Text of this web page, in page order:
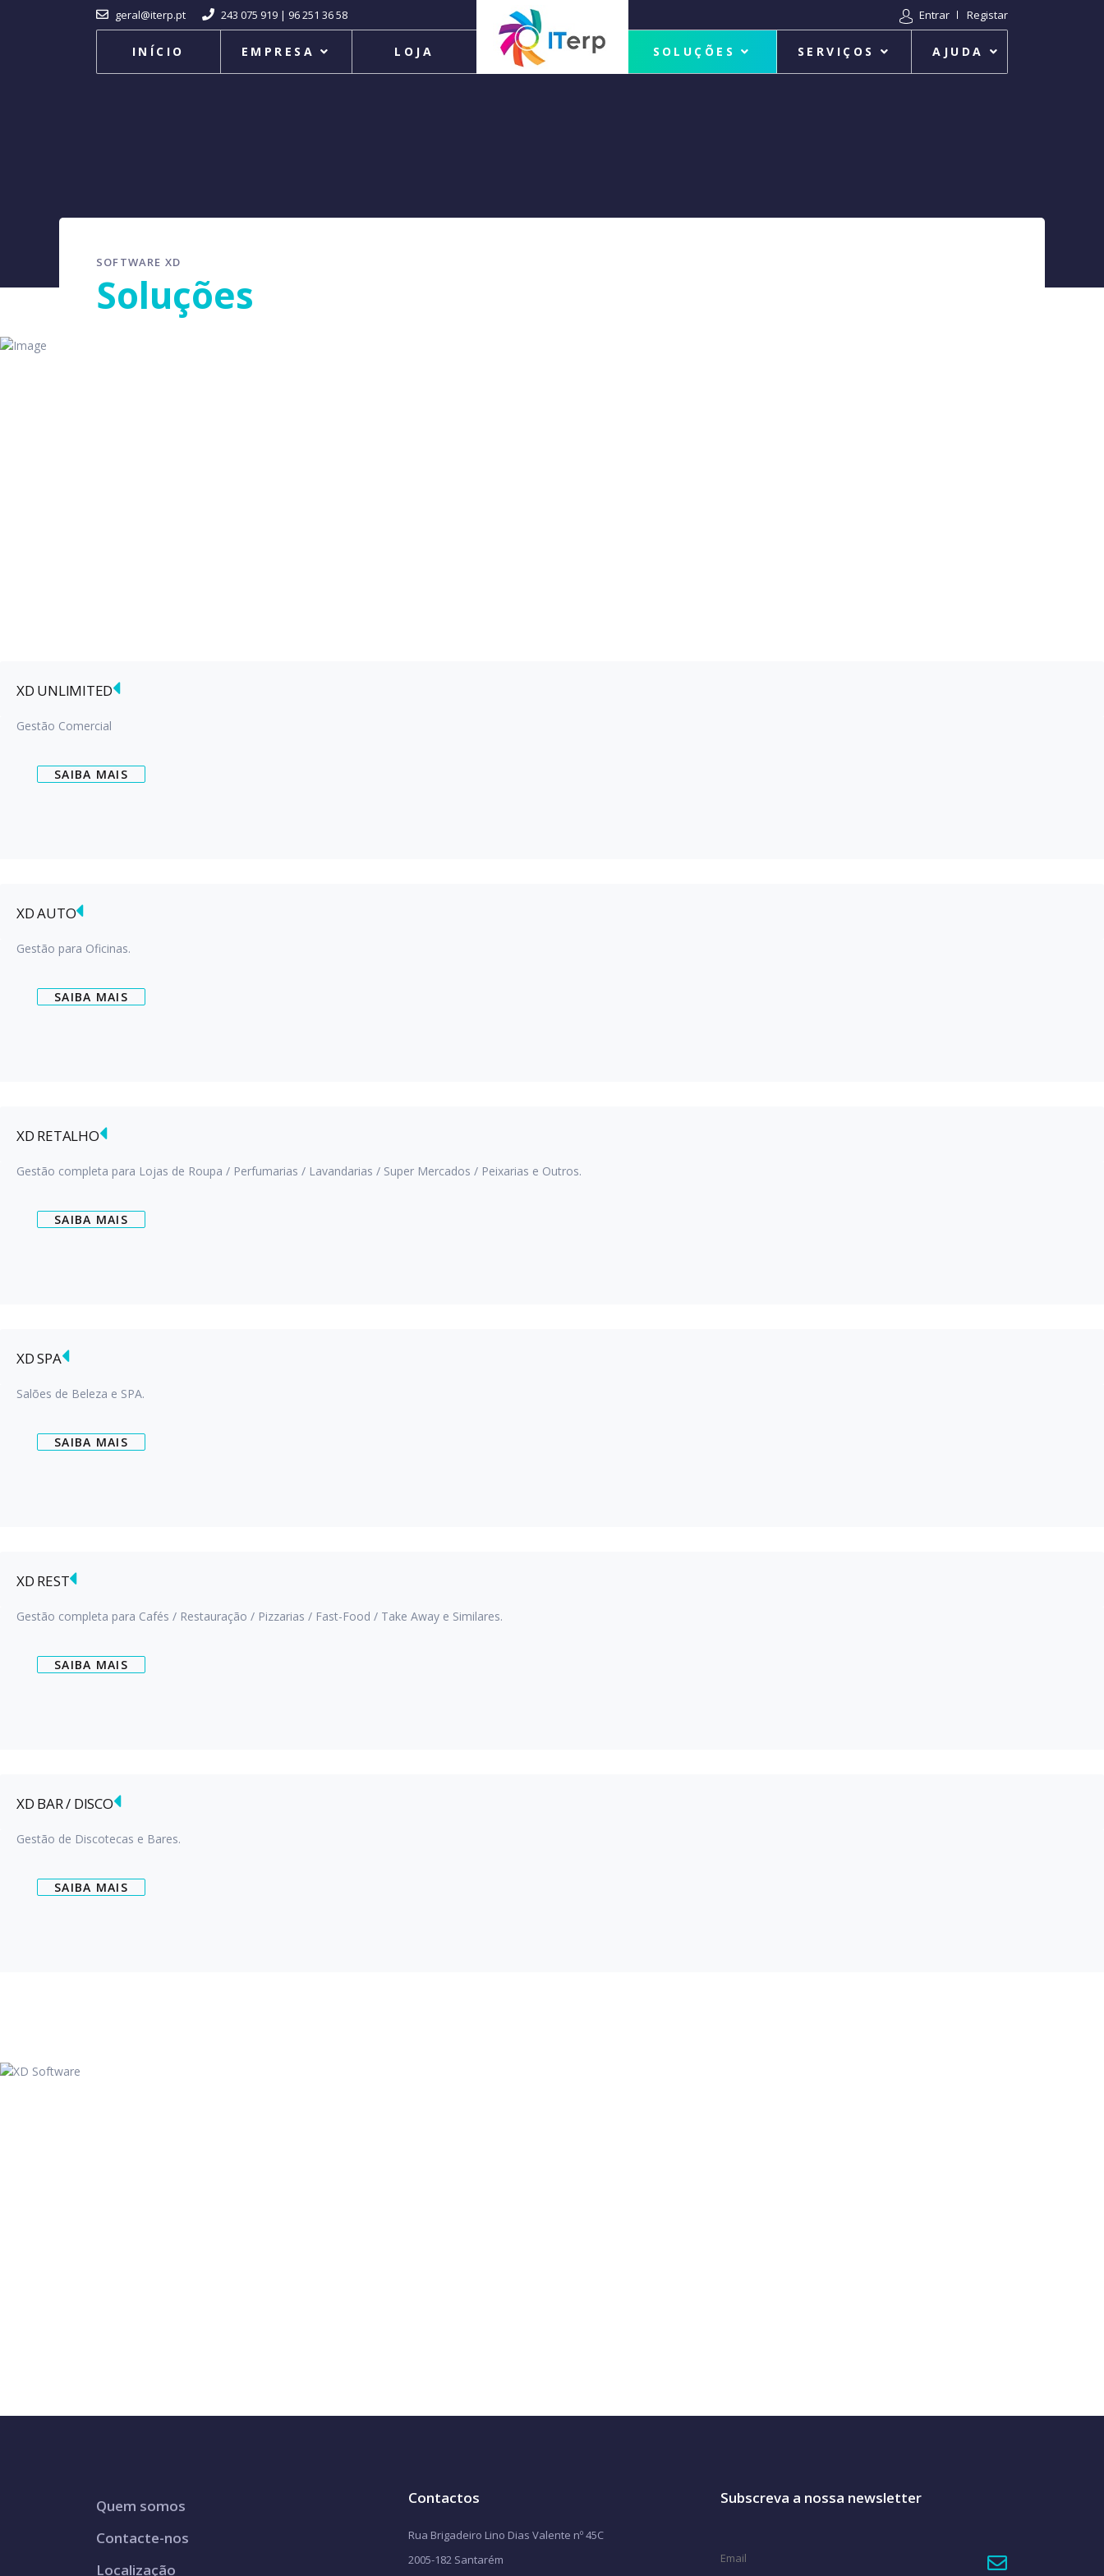
geral@iterp.pt 243 075 919 | 96 251 36 58
INÍCIO EMPRESA LOJA
Entrar Registar
SOLUÇÕES SERVIÇOS AJUDA
SOFTWARE XD
Soluções
XD UNLIMITED
Gestão Comercial
SAIBA MAIS
XD AUTO
Gestão para Oficinas.
SAIBA MAIS
XD RETALHO
Gestão completa para Lojas de Roupa / Perfumarias / Lavandarias / Super Mercados / Peixarias e Outros.
SAIBA MAIS
XD SPA
Salões de Beleza e SPA.
SAIBA MAIS
XD REST
Gestão completa para Cafés / Restauração / Pizzarias / Fast-Food / Take Away e Similares.
SAIBA MAIS
XD BAR / DISCO
Gestão de Discotecas e Bares.
SAIBA MAIS
Quem somos
Contacte-nos
Localização
Contactos
Rua Brigadeiro Lino Dias Valente nº 45C
2005-182 Santarém
Subscreva a nossa newsletter